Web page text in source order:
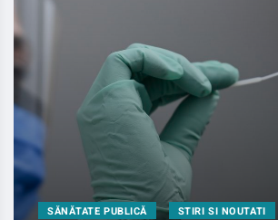
SĂNĂTATE PUBLICĂ STIRI SI NOUTATI